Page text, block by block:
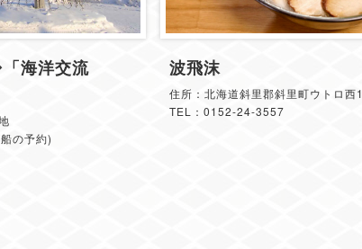
海洋交流
の予約)
波飛沫
住所：北海道斜里郡斜里町ウトロ
TEL：0152-24-3557